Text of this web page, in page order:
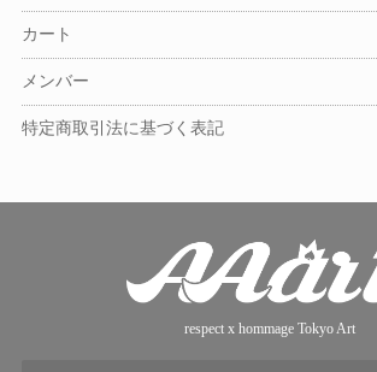
カート
メンバー
特定商取引法に基づく表記
respect x hommage Tokyo Art